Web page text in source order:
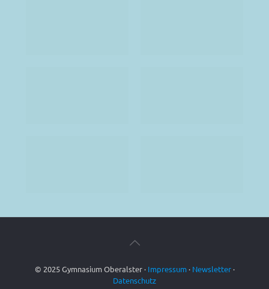
© 2025 Gymnasium Oberalster · Impressum· Newsletter·
Datenschutz